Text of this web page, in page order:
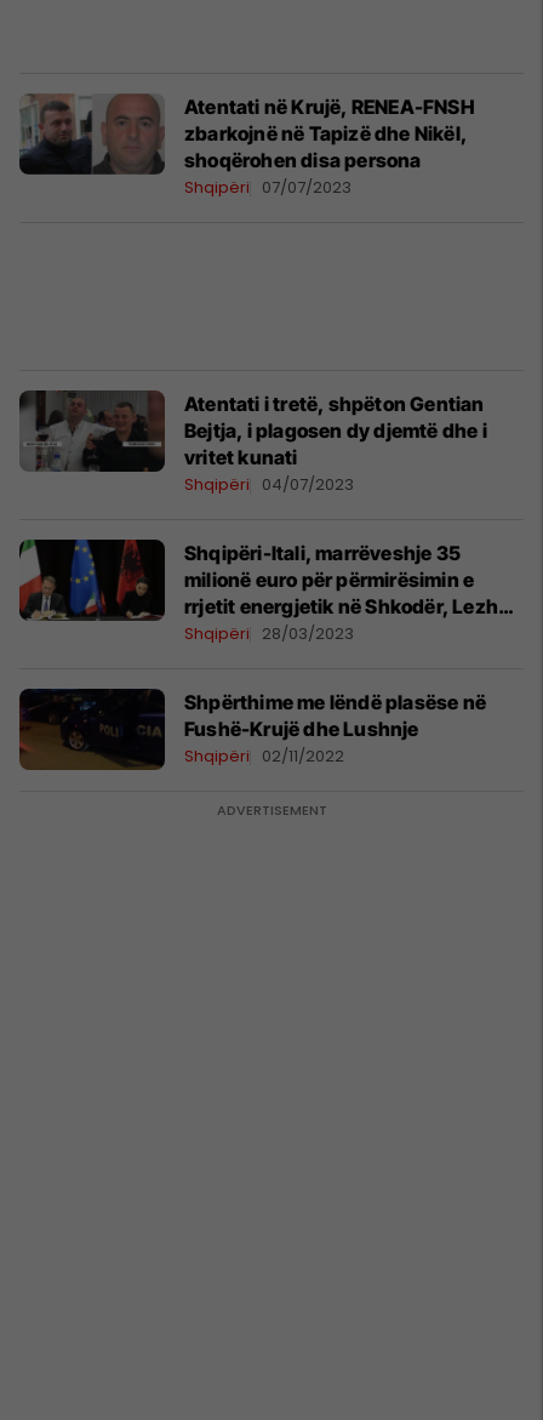
Atentati në Krujë, RENEA-FNSH
zbarkojnë në Tapizë dhe Nikël,
shoqërohen disa persona
Shqipëri 07/07/2023
Atentati i tretë, shpëton Gentian
Bejtja, i plagosen dy djemtë dhe i
vritet kunati
Shqipëri 04/07/2023
Shqipëri-Itali, marrëveshje 35
milionë euro për përmirësimin e
rrjetit energjetik në Shkodër, Lezhë
dhe Fushë-Krujë
Shqipëri 28/03/2023
Shpërthime me lëndë plasëse në
Fushë-Krujë dhe Lushnje
Shqipëri 02/11/2022